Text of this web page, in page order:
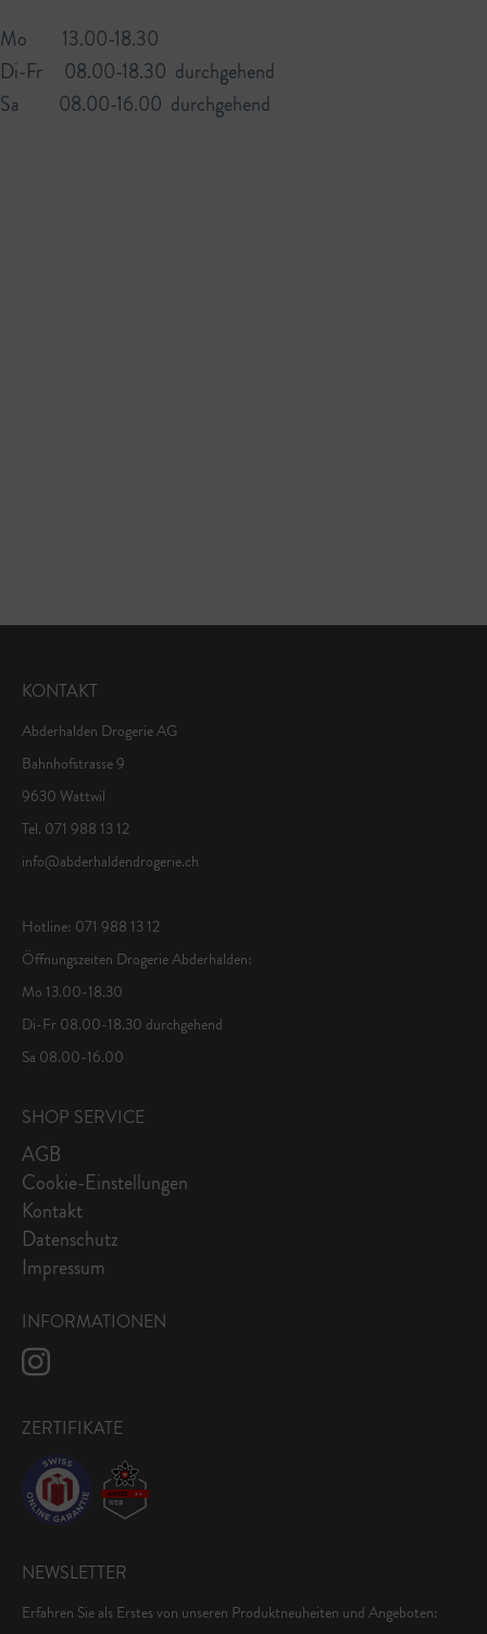
Mo 13.00-18.30
Di-Fr 08.00-18.30 durchgehend
Sa 08.00-16.00 durchgehend
KONTAKT
Abderhalden Drogerie AG
Bahnhofstrasse 9
9630 Wattwil
Tel. 071 988 13 12
info@abderhaldendrogerie.ch
Hotline: 071 988 13 12
Öffnungszeiten Drogerie Abderhalden:
Mo 13.00-18.30
Di-Fr 08.00-18.30 durchgehend
Sa 08.00-16.00
SHOP SERVICE
AGB
Cookie-Einstellungen
Kontakt
Datenschutz
Impressum
INFORMATIONEN
ZERTIFIKATE
NEWSLETTER
Erfahren Sie als Erstes von unseren Produktneuheiten und Angeboten: